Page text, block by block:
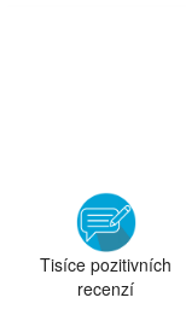
Tisíce pozitivních
recenzí